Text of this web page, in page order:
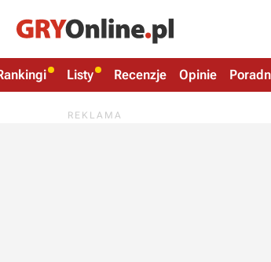
Listy Recenzje Opinie